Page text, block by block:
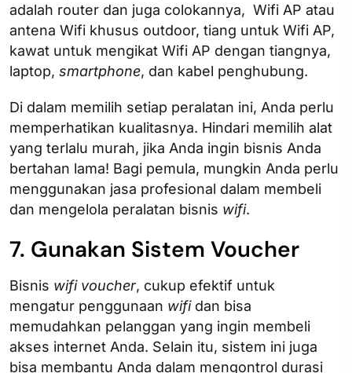
adalah router dan juga colokannya, Wifi AP atau
antena Wifi khusus outdoor, tiang untuk Wifi AP,
kawat untuk mengikat Wifi AP dengan tiangnya,
laptop, smartphone, dan kabel penghubung.
Di dalam memilih setiap peralatan ini, Anda perlu
memperhatikan kualitasnya. Hindari memilih alat
yang terlalu murah, jika Anda ingin bisnis Anda
bertahan lama! Bagi pemula, mungkin Anda perlu
menggunakan jasa profesional dalam membeli
dan mengelola peralatan bisnis wifi.
7. Gunakan Sistem Voucher
Bisnis wifi voucher, cukup efektif untuk
mengatur penggunaan wifidan bisa
memudahkan pelanggan yang ingin membeli
akses internet Anda. Selain itu, sistem ini juga
bisa membantu Anda dalam mengontrol durasi